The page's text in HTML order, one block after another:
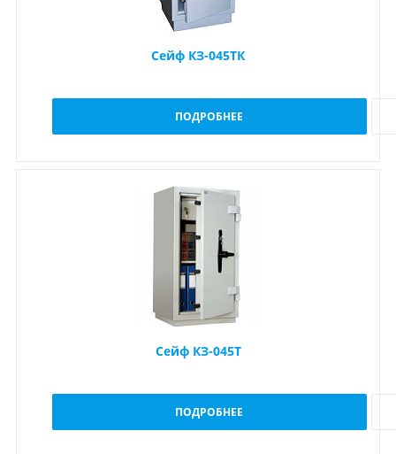
Сейф КЗ-045ТК
ПОДРОБНЕЕ
Сейф КЗ-045Т
ПОДРОБНЕЕ